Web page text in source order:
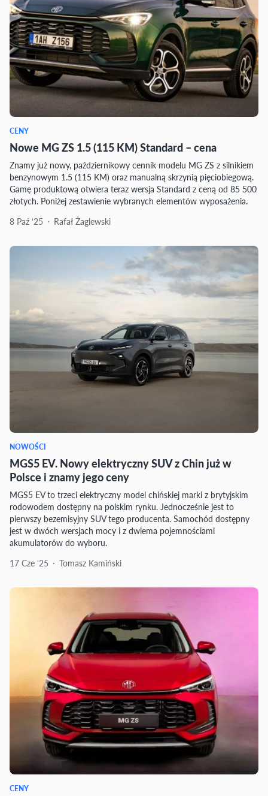
CENY
Nowe MG ZS 1.5 (115 KM) Standard – cena
Znamy już nowy, październikowy cennik modelu MG ZS z silnikiem
benzynowym 1.5 (115 KM) oraz manualną skrzynią pięciobiegową.
Gamę produktową otwiera teraz wersja Standard z ceną od 85 500
złotych. Poniżej zestawienie wybranych elementów wyposażenia.
8 Paź ‘25
Rafał Żaglewski
NOWOŚCI
MGS5 EV. Nowy elektryczny SUV z Chin już w
Polsce i znamy jego ceny
MGS5 EV to trzeci elektryczny model chińskiej marki z brytyjskim
rodowodem dostępny na polskim rynku. Jednocześnie jest to
pierwszy bezemisyjny SUV tego producenta. Samochód dostępny
jest w dwóch wersjach mocy i z dwiema pojemnościami
akumulatorów do wyboru.
17 Cze ‘25
Tomasz Kamiński
CENY